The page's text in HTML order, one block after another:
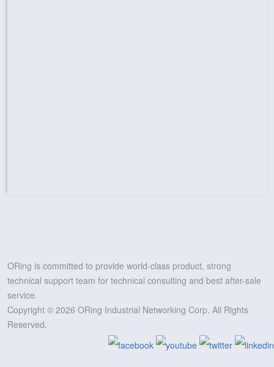
ORing is committed to provide world-class product, strong
technical support team for technical consulting and best after-sale
service.
Copyright © 2026 ORing Industrial Networking Corp. All Rights
Reserved.